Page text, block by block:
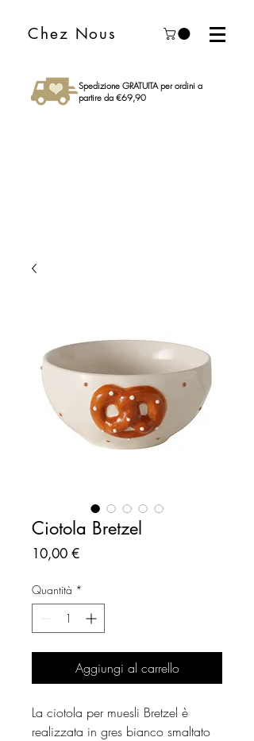
Chez Nous
Spedizione GRATUITA per ordini a
partire da €69,90
Ciotola Bretzel
10,00 €Prezzo
Quantità *
Aggiungi al carrello
La ciotola per muesli Bretzel è
realizzata in gres bianco smaltato